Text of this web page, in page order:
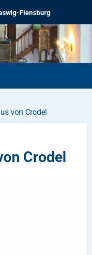
Flensburg
von Crodel
Crodel